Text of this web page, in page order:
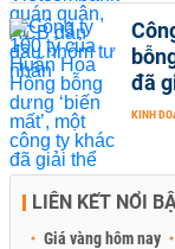
đã
KINH
LIÊN KẾT NỔI
Giá vàng hôm nay